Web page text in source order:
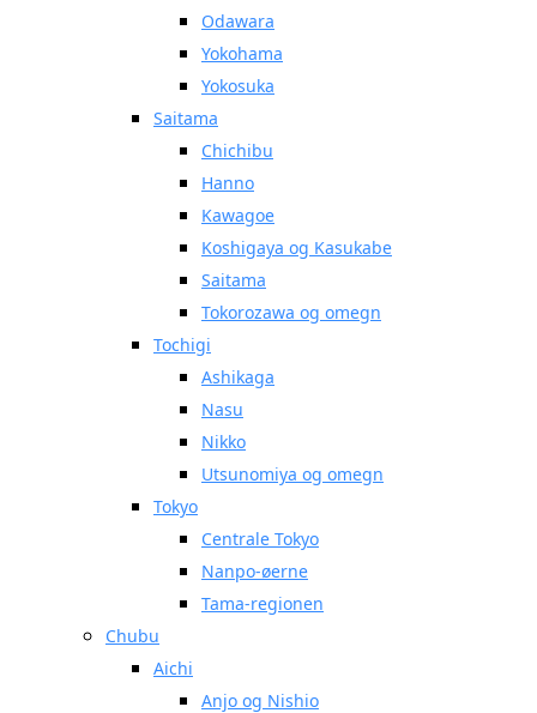
Odawara
Yokohama
Yokosuka
Saitama
Chichibu
Hanno
Kawagoe
Koshigaya og Kasukabe
Saitama
Tokorozawa og omegn
Tochigi
Ashikaga
Nasu
Nikko
Utsunomiya og omegn
Tokyo
Centrale Tokyo
Nanpo-øerne
Tama-regionen
Chubu
Aichi
Anjo og Nishio